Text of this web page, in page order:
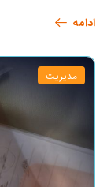
ادامه
مدیریت